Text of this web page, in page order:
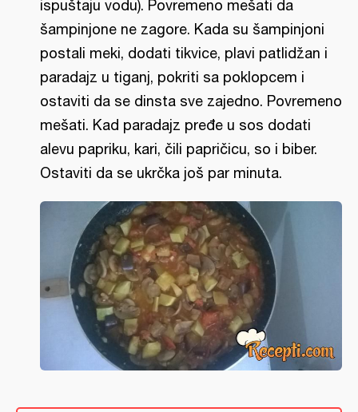
ispuštaju vodu). Povremeno mešati da
šampinjone ne zagore. Kada su šampinjoni
postali meki, dodati tikvice, plavi patlidžan i
paradajz u tiganj, pokriti sa poklopcem i
ostaviti da se dinsta sve zajedno. Povremeno
mešati. Kad paradajz pređe u sos dodati
alevu papriku, kari, čili papričicu, so i biber.
Ostaviti da se ukrčka još par minuta.